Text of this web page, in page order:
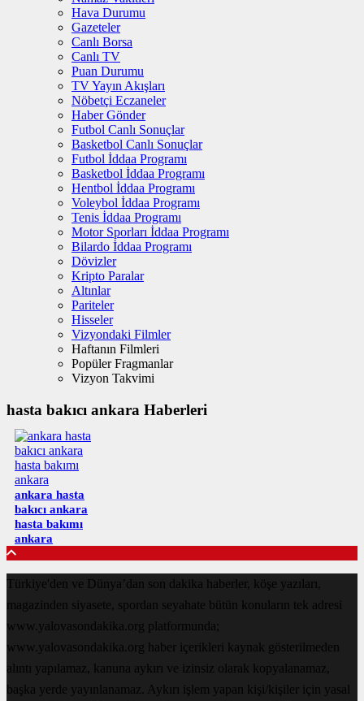
Hava Durumu
Gazeteler
Canlı Borsa
Canlı TV
Puan Durumu
TV Yayın Akışları
Nöbetçi Eczaneler
Haber Gönder
Futbol Canlı Sonuçlar
Basketbol Canlı Sonuçlar
Futbol İddaa Programı
Basketbol İddaa Programı
Hentbol İddaa Programı
Voleybol İddaa Programı
Tenis İddaa Programı
Motor Sporları İddaa Programı
Bilardo İddaa Programı
Dövizler
Kripto Paralar
Altınlar
Pariteler
Hisseler
Vizyondaki Filmler
Haftanın Filmleri
Popüler Fragmanlar
Vizyon Takvimi
hasta bakıcı ankara Haberleri
ankara hasta
bakıcı ankara
hasta bakımı
ankara
Türkiye'den ve Dünya’dan son dakika haberler, köşe yazıları,
magazinden siyasete, spordan seyahate bütün konuların tek adresi
www.yalovasondakika.org platformunda;
www.yalovasondakika.org haber içerikleri kaynak gösterilmeden
alıntı yapılamaz, kanuna aykırı ve izinsiz olarak kopyalanamaz,
başka yerde yayınlanamaz. Aykırı işlem yapan kişi/kişiler için yasal